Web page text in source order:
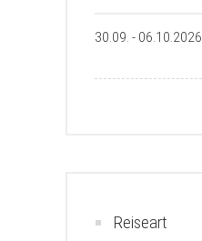
30.09. - 06.10.2026
Reiseart